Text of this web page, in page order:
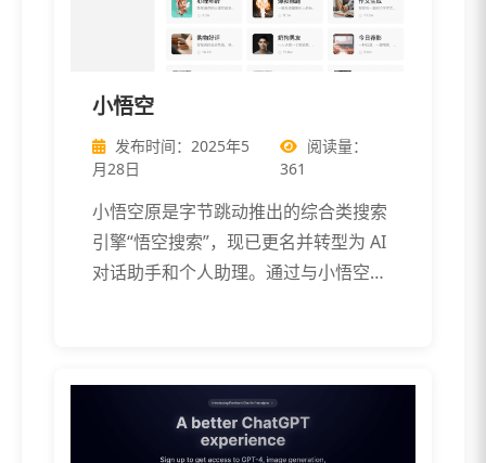
小悟空
发布时间：2025年5
月28日
阅读量：
361
小悟空原是字节跳动推出的综合类搜索
引擎“悟空搜索”，现已更名并转型为 AI
对话助手和个人助理。通过与小悟空对